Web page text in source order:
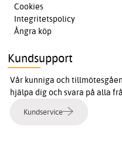
Cookies
Integritetspolicy
Ångra köp
Kundsupport
Vår kunniga och
hjälpa dig och svara på alla
Kundservice